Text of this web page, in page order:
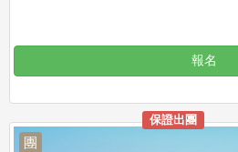
報名
團
保證出團